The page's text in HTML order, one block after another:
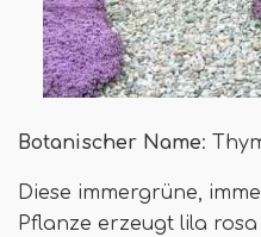
Botanischer Name:
Diese immergrüne,
Pflanze erzeugt lila